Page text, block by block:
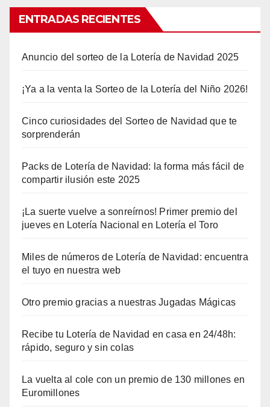
ENTRADAS RECIENTES
Anuncio del sorteo de la Lotería de Navidad 2025
¡Ya a la venta la Sorteo de la Lotería del Niño 2026!
Cinco curiosidades del Sorteo de Navidad que te
sorprenderán
Packs de Lotería de Navidad: la forma más fácil de
compartir ilusión este 2025
¡La suerte vuelve a sonreírnos! Primer premio del
jueves en Lotería Nacional en Lotería el Toro
Miles de números de Lotería de Navidad: encuentra
el tuyo en nuestra web
Otro premio gracias a nuestras Jugadas Mágicas
Recibe tu Lotería de Navidad en casa en 24/48h:
rápido, seguro y sin colas
La vuelta al cole con un premio de 130 millones en
Euromillones